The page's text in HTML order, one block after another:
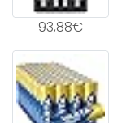
93,88€